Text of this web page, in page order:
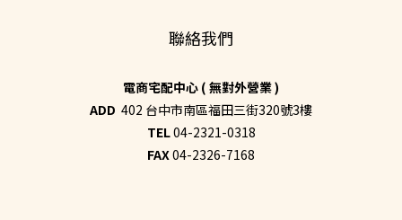
聯絡我們
電商宅配中心 ( 無對外營業 )
ADD 402 台中市南區福田三街320號3樓
TEL04-2321-0318
FAX04-2326-7168